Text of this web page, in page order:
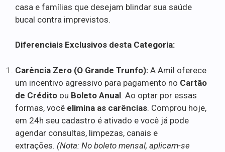
casa e famílias que desejam blindar sua saúde
bucal contra imprevistos.
Diferenciais Exclusivos desta Categoria:
Carência Zero (O Grande Trunfo): A Amil oferece
um incentivo agressivo para pagamento no Cartão
de Crédito ou Boleto Anual. Ao optar por essas
formas, você elimina as carências. Comprou hoje,
em 24h seu cadastro é ativado e você já pode
agendar consultas, limpezas, canais e
extrações. (Nota: No boleto mensal, aplicam-se